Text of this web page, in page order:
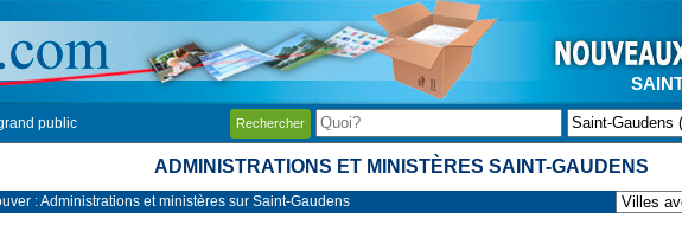
public Rechercher
ADMINISTRATIONS ET MINISTÈRES SAINT-GAUDENS
: Administrations et ministères sur Saint-Gaudens